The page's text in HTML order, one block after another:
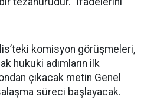
komisyon görüşmeleri,
hukuki adımların ilk
çıkacak metin Genel
süreci başlayacak.